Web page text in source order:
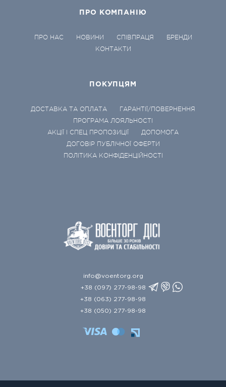
ПРО КОМПАНІЮ
ПРО НАС НОВИНИ СПІВПРАЦЯ
БРЕНДИ
КОНТАКТИ
ПОКУПЦЯМ
ДОСТАВКА ТА ОПЛАТА
ГАРАНТІЇ/ПОВЕРНЕННЯ
ПРОГРАМА ЛОЯЛЬНОСТІ
АКЦІЇ І СПЕЦ ПРОПОЗИЦІЇ
ДОПОМОГА
ДОГОВІР ПУБЛІЧНОЇ ОФЕРТИ
ПОЛІТИКА КОНФІДЕНЦІЙНОСТІ
info@voentorg.org
+38 (097) 277-98-98
+38 (063) 277-98-98
+38 (050) 277-98-98